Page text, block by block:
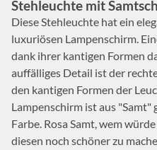
Stehleuchte mit
Diese Stehleuchte hat ein
luxuriösen Lampenschirm.
dank ihrer kantigen Formen
auffälliges Detail ist der
den kantigen Formen der
Lampenschirm ist aus
Farbe. Rosa Samt, wem
diesen noch schöner zu